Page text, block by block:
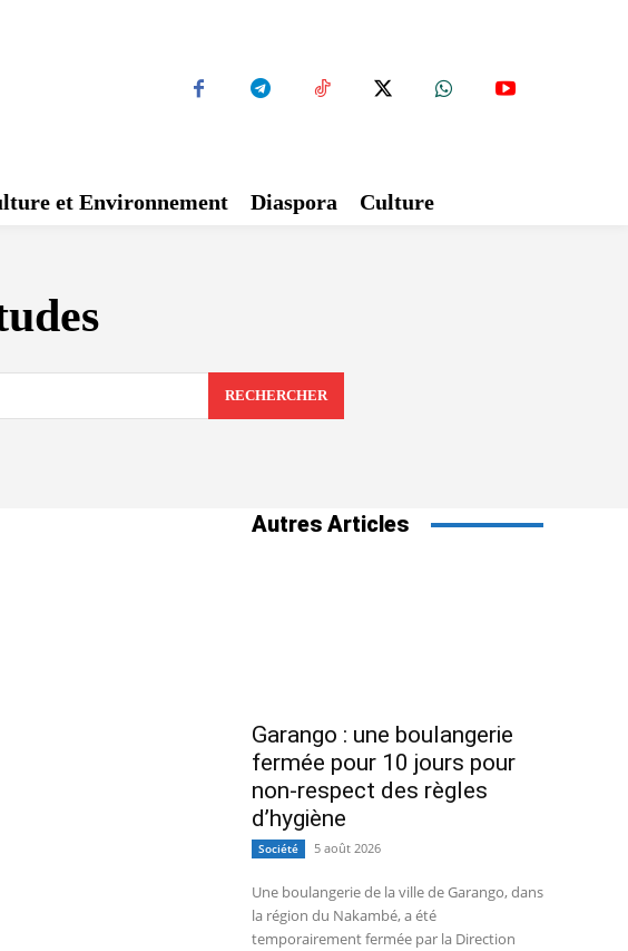
et Environnement Diaspora Culture
RECHERCHER
Autres Articles
Garango : une boulangerie
fermée pour 10 jours pour
non-respect des règles
d’hygiène
Société 5 août 2026
Une boulangerie de la ville de Garango, dans
la région du Nakambé, a été
temporairement fermée par la Direction